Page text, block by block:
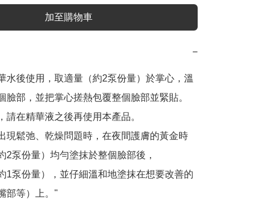
加至購物車
−
水後使用，取適量（約2泵份量）於掌心，溫
臉部，並把掌心搓熱包覆整個臉部並緊貼。
請在精華液之後再使用本產品。
現鬆弛、乾燥問題時，在夜間護膚的黃金時
2泵份量）均勻塗抹於整個臉部後，
1泵份量），並仔細溫和地塗抹在想要改善的
部等）上。"